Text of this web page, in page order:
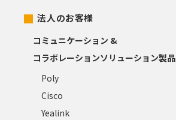
法人のお客様
コミュニケーション &
コラボレーションソリューション製品
Poly
Cisco
Yealink